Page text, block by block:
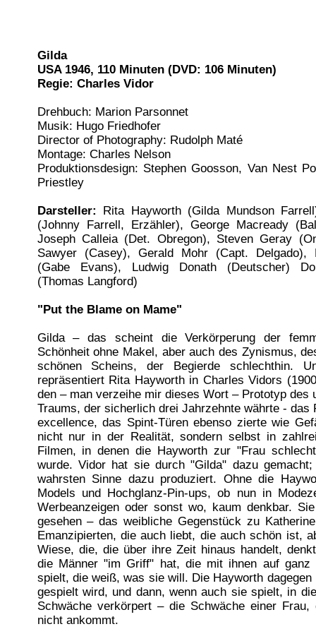
Gilda
USA 1946, 110 Minuten (DVD: 106 Minuten)
Regie: Charles Vidor
Drehbuch: Marion Parsonnet
Musik: Hugo Friedhofer
Director of Photography: Rudolph Maté
Montage: Charles Nelson
Produktionsdesign: Stephen Goosson, Van Nest
Priestley
Darsteller: Rita Hayworth (Gilda Mundson
(Johnny Farrell, Erzähler), George Macready
Joseph Calleia (Det. Obregon), Steven Geray
Sawyer (Casey), Gerald Mohr (Capt. Delgado),
(Gabe Evans), Ludwig Donath (Deutscher)
(Thomas Langford)
"Put the Blame on Mame"
Gilda – das scheint die Verkörperung der
Schönheit ohne Makel, aber auch des Zynismus,
schönen Scheins, der Begierde schlechthin.
repräsentiert Rita Hayworth in Charles Vidors
den – man verzeihe mir dieses Wort – Prototyp des
Traums, der sicherlich drei Jahrzehnte währte - das
excellence, das Spint-Türen ebenso zierte wie
nicht nur in der Realität, sondern selbst in
Filmen, in denen die Hayworth zur "Frau
wurde. Vidor hat sie durch "Gilda" dazu
wahrsten Sinne dazu produziert. Ohne die
Models und Hochglanz-Pin-ups, ob nun in
Werbeanzeigen oder sonst wo, kaum denkbar.
gesehen – das weibliche Gegenstück zu
Emanzipierten, die auch liebt, die auch schön ist,
Wiese, die, die über ihre Zeit hinaus handelt,
die Männer "im Griff" hat, die mit ihnen auf ganz
spielt, die weiß, was sie will. Die Hayworth
gespielt wird, und dann, wenn auch sie spielt, in
Schwäche verkörpert – die Schwäche einer
nicht ankommt.